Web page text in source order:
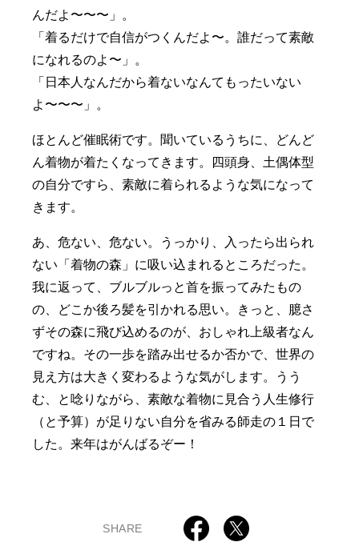
んだよ〜〜〜」。
「着るだけで自信がつくんだよ〜。誰だって素敵
になれるのよ〜」。
「日本人なんだから着ないなんてもったいない
よ〜〜〜」。
ほとんど催眠術です。聞いているうちに、どんど
ん着物が着たくなってきます。四頭身、土偶体型
の自分ですら、素敵に着られるような気になって
きます。
あ、危ない、危ない。うっかり、入ったら出られ
ない「着物の森」に吸い込まれるところだった。
我に返って、ブルブルっと首を振ってみたもの
の、どこか後ろ髪を引かれる思い。きっと、臆さ
ずその森に飛び込めるのが、おしゃれ上級者なん
ですね。その一歩を踏み出せるか否かで、世界の
見え方は大きく変わるような気がします。うう
む、と唸りながら、素敵な着物に見合う人生修行
（と予算）が足りない自分を省みる師走の１日で
した。来年はがんばるぞー！
SHARE